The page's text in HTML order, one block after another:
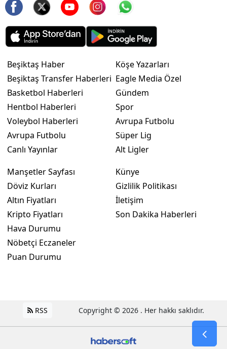
Beşiktaş Haber
Beşiktaş Transfer Haberleri
Basketbol Haberleri
Hentbol Haberleri
Voleybol Haberleri
Avrupa Futbolu
Canlı Yayınlar
Köşe Yazarları
Eagle Media Özel
Gündem
Spor
Avrupa Futbolu
Süper Lig
Alt Ligler
Manşetler Sayfası
Döviz Kurları
Altın Fiyatları
Kripto Fiyatları
Hava Durumu
Nöbetçi Eczaneler
Puan Durumu
Künye
Gizlilik Politikası
İletişim
Son Dakika Haberleri
RSS Copyright © 2026 . Her hakkı saklıdır.